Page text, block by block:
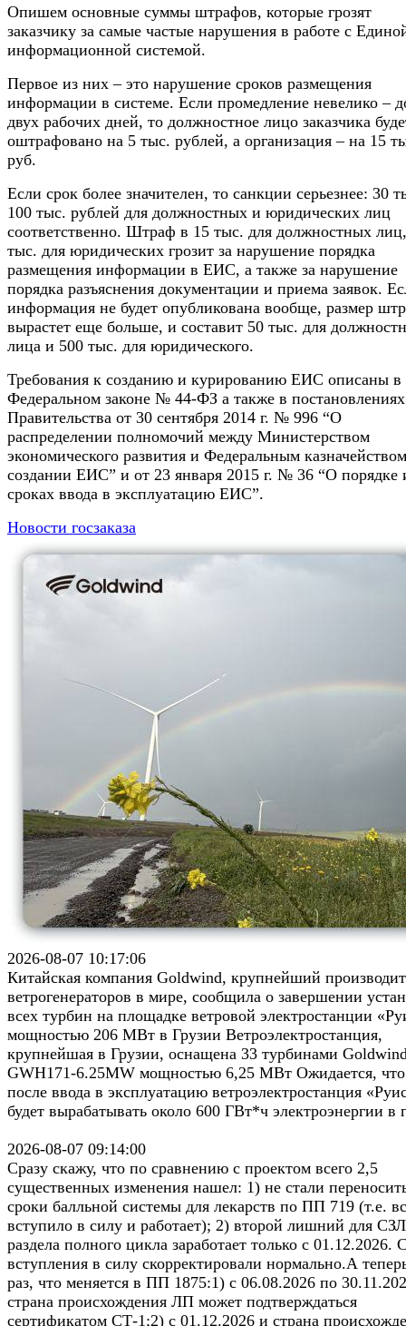
Опишем основные суммы штрафов, которые грозят
заказчику за самые частые нарушения в работе с
информационной системой.
Первое из них – это нарушение сроков размещения
информации в системе. Если промедление невелико –
двух рабочих дней, то должностное лицо заказчика
оштрафовано на 5 тыс. рублей, а организация – на 15
руб.
Если срок более значителен, то санкции серьезнее: 30
100 тыс. рублей для должностных и юридических лиц
соответственно. Штраф в 15 тыс. для должностных
тыс. для юридических грозит за нарушение порядка
размещения информации в ЕИС, а также за нарушение
порядка разъяснения документации и приема заявок.
информация не будет опубликована вообще, размер
вырастет еще больше, и составит 50 тыс. для
лица и 500 тыс. для юридического.
Требования к созданию и курированию ЕИС описаны в
Федеральном законе № 44-ФЗ а также в постановлениях
Правительства от 30 сентября 2014 г. № 996 “О
распределении полномочий между Министерством
экономического развития и Федеральным
создании ЕИС” и от 23 января 2015 г. № 36 “О порядке
сроках ввода в эксплуатацию ЕИС”.
Новости госзаказа
2026-08-07 10:17:06
Китайская компания Goldwind, крупнейший
ветрогенераторов в мире, сообщила о завершении
всех турбин на площадке ветровой электростанции
мощностью 206 МВт в Грузии Ветроэлектростанция,
крупнейшая в Грузии, оснащена 33 турбинами
GWH171-6.25MW мощностью 6,25 МВт Ожидается, что
после ввода в эксплуатацию ветроэлектростанция
будет вырабатывать около 600 ГВт*ч электроэнергии в
2026-08-07 09:14:00
Сразу скажу, что по сравнению с проектом всего 2,5
существенных изменения нашел: 1) не стали
сроки балльной системы для лекарств по ПП 719 (т.е.
вступило в силу и работает); 2) второй лишний для
раздела полного цикла заработает только с 01.12.2026.
вступления в силу скорректировали нормально.А
раз, что меняется в ПП 1875:1) с 06.08.2026 по
страна происхождения ЛП может подтверждаться
сертификатом СТ-1;2) с 01.12.2026 и страна